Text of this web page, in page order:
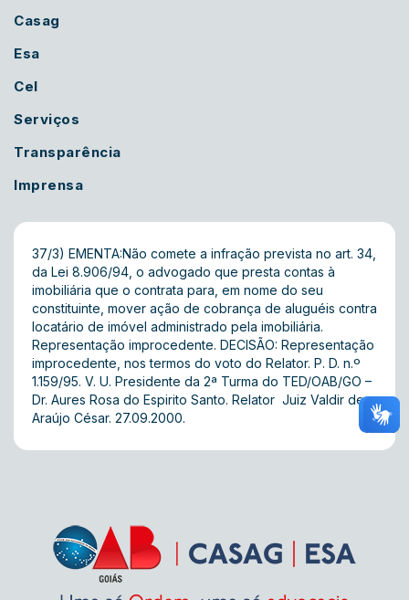
Casag
Esa
Cel
Serviços
Transparência
Imprensa
37/3) EMENTA:Não comete a infração prevista no art. 34,
da Lei 8.906/94, o advogado que presta contas à
imobiliária que o contrata para, em nome do seu
constituinte, mover ação de cobrança de aluguéis contra
locatário de imóvel administrado pela imobiliária.
Representação improcedente. DECISÃO: Representação
improcedente, nos termos do voto do Relator. P. D. n.º
1.159/95. V. U. Presidente da 2ª Turma do TED/OAB/GO –
Dr. Aures Rosa do Espirito Santo. Relator  Juiz Valdir de
Araújo César. 27.09.2000.